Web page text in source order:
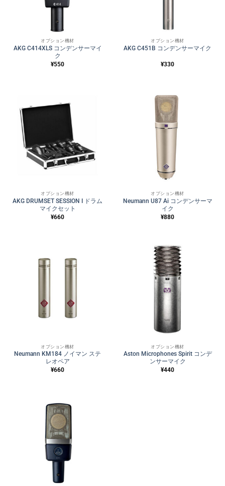
オプション機材
AKG C414XLS コンデンサーマイ
ク
¥550
オプション機材
AKG C451B コンデンサーマイク
¥330
オプション機材
AKG DRUMSET SESSION I ドラム
マイクセット
¥660
オプション機材
Neumann U87 Ai コンデンサーマ
イク
¥880
オプション機材
Neumann KM184 ノイマン ステ
レオペア
¥660
オプション機材
Aston Microphones Spirit コンデ
ンサーマイク
¥440